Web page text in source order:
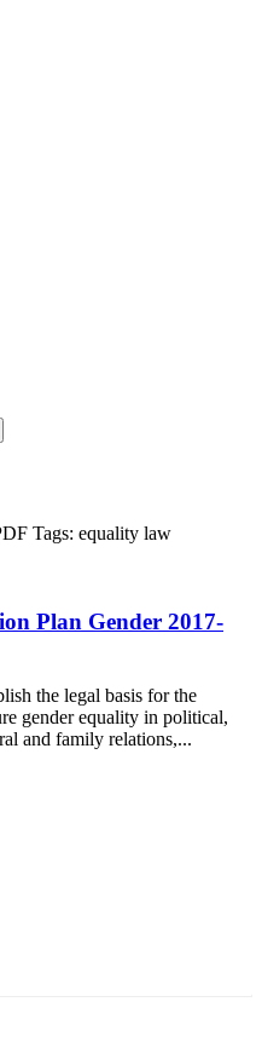
Tags: equality law
Plan Gender 2017-
the legal basis for the
gender equality in political,
and family relations,...